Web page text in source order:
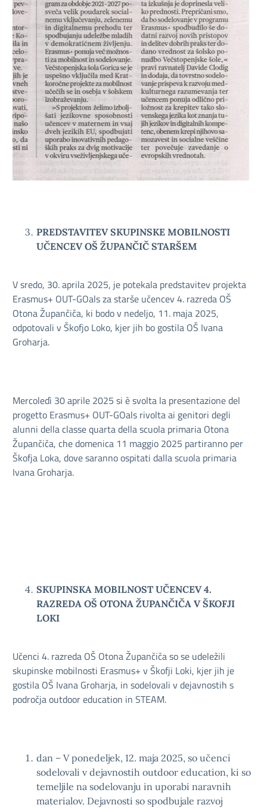
PREDSTAVITEV SKUPINSKE MOBILNOSTI
UČENCEV OŠ ŽUPANČIČ STARŠEM
V sredo, 30. aprila 2025, je potekala predstavitev projekta
Erasmus+ OUT-GOals za starše učencev 4. razreda OŠ
Otona Župančiča, ki bodo v nedeljo, 11. maja 2025,
odpotovali v Škofjo Loko, kjer jih bo gostila OŠ Ivana
Groharja.
Mercoledì 30 aprile 2025 si è svolta la presentazione del
progetto Erasmus+ OUT-GOals rivolta ai genitori degli
alunni della classe quarta della scuola primaria Otona
Župančiča, che domenica 11 maggio 2025 partiranno per
Škofja Loka, dove saranno ospitati dalla scuola primaria
Ivana Groharja.
SKUPINSKA MOBILNOST UČENCEV 4.
RAZREDA OŠ OTONA ŽUPANČIČA V ŠKOFJI
LOKI
Učenci 4. razreda OŠ Otona Župančiča so se udeležili
skupinske mobilnosti Erasmus+ v Škofji Loki, kjer jih je
gostila OŠ Ivana Groharja, in sodelovali v dejavnostih s
področja outdoor education in STEAM.
dan – V ponedeljek, 12. maja 2025, so učenci
sodelovali v dejavnostih outdoor education, ki so
temeljile na sodelovanju in uporabi naravnih
materialov. Dejavnosti so spodbujale razvoj